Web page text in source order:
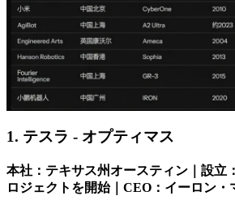
1. テスラ - オプティマス
本社：テキサス州オースティン｜設立
ロジェクトを開始｜CEO：イーロン・